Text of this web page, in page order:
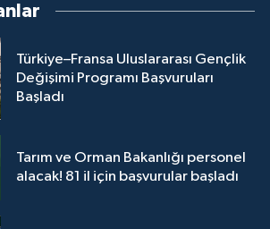
Türkiye–Fransa Uluslararası Gençlik
Değişimi Programı Başvuruları
Başladı
Tarım ve Orman Bakanlığı personel
alacak! 81 il için başvurular başladı